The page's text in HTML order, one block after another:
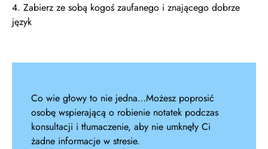
4. Zabierz ze sobą kogoś zaufanego i znającego dobrze
język
Co wie głowy to nie jedna…Możesz poprosić
osobę wspierającą o robienie notatek podczas
konsultacji i tłumaczenie, aby nie umknęły Ci
żadne informacje w stresie.